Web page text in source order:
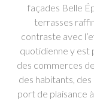
façades Belle
terrasses
contraste avec
quotidienne y est
des commerces
des habitants,
port de plaisance